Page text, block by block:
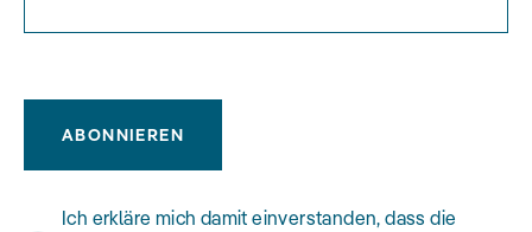
ABONNIEREN
Ich erkläre mich damit einverstanden, dass die